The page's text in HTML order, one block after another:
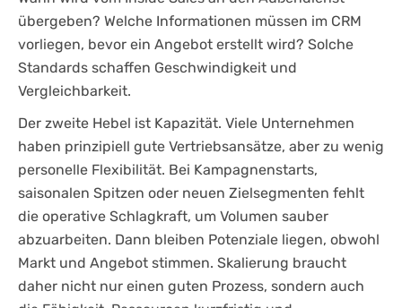
übergeben? Welche Informationen müssen im CRM
vorliegen, bevor ein Angebot erstellt wird? Solche
Standards schaffen Geschwindigkeit und
Vergleichbarkeit.
Der zweite Hebel ist Kapazität. Viele Unternehmen
haben prinzipiell gute Vertriebsansätze, aber zu wenig
personelle Flexibilität. Bei Kampagnenstarts,
saisonalen Spitzen oder neuen Zielsegmenten fehlt
die operative Schlagkraft, um Volumen sauber
abzuarbeiten. Dann bleiben Potenziale liegen, obwohl
Markt und Angebot stimmen. Skalierung braucht
daher nicht nur einen guten Prozess, sondern auch